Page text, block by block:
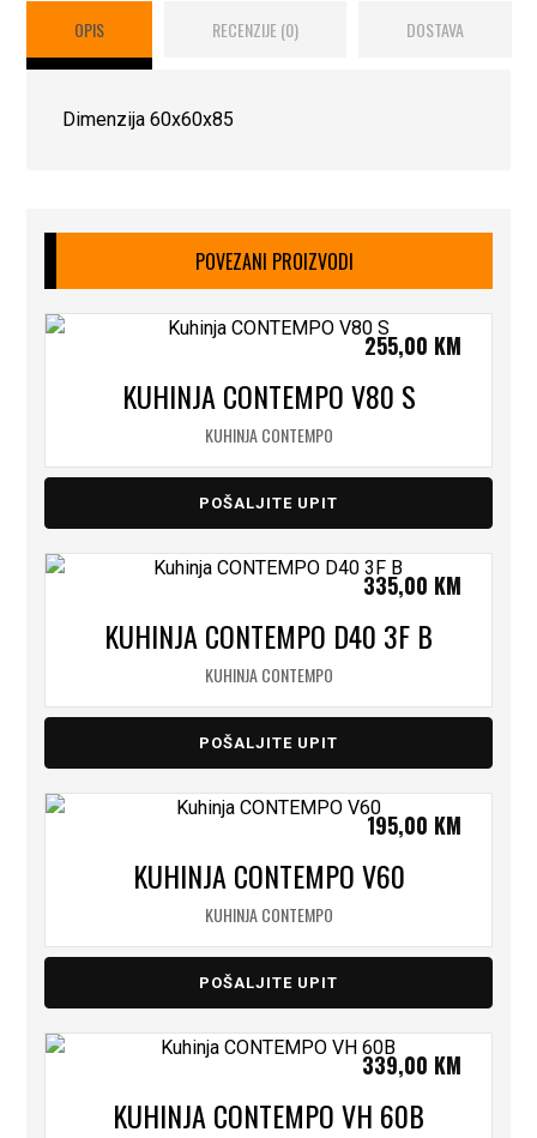
OPIS RECENZIJE (0) DOSTAVA
Dimenzija 60x60x85
POVEZANI PROIZVODI
KUHINJA CONTEMPO V80 S
KUHINJA CONTEMPO
255,00 KM
POŠALJITE UPIT
KUHINJA CONTEMPO D40 3F B
KUHINJA CONTEMPO
335,00 KM
POŠALJITE UPIT
KUHINJA CONTEMPO V60
KUHINJA CONTEMPO
195,00 KM
POŠALJITE UPIT
KUHINJA CONTEMPO VH 60B
339,00 KM